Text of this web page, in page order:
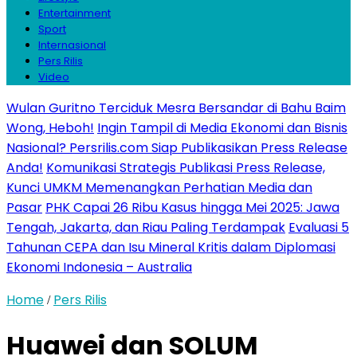
Entertainment
Sport
Internasional
Pers Rilis
Video
Wulan Guritno Terciduk Mesra Bersandar di Bahu Baim
Wong, Heboh! Ingin Tampil di Media Ekonomi dan Bisnis
Nasional? Persrilis.com Siap Publikasikan Press Release
Anda! Komunikasi Strategis Publikasi Press Release,
Kunci UMKM Memenangkan Perhatian Media dan
Pasar PHK Capai 26 Ribu Kasus hingga Mei 2025: Jawa
Tengah, Jakarta, dan Riau Paling Terdampak Evaluasi 5
Tahunan CEPA dan Isu Mineral Kritis dalam Diplomasi
Ekonomi Indonesia – Australia
Home / Pers Rilis
Huawei dan SOLUM